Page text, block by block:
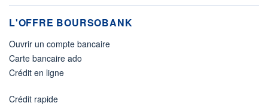
L'OFFRE BOURSOBANK
Ouvrir un compte bancaire
Carte bancaire ado
Crédit en ligne
Crédit rapide